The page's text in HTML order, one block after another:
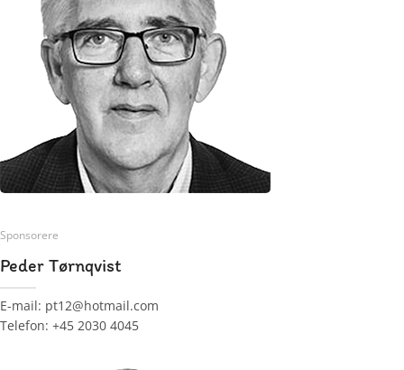
Sponsorere
Peder Tørnqvist
E-mail: pt12@hotmail.com
Telefon: +45 2030 4045